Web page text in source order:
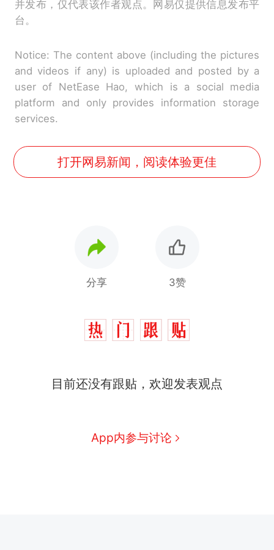
并发布，仅代表该作者观点。网易仅提供信息发布平
台。
Notice: The content above (including the pictures
and videos if any) is uploaded and posted by a
user of NetEase Hao, which is a social media
platform and only provides information storage
services.
打开网易新闻，阅读体验更佳
分享 3赞
目前还没有跟贴，欢迎发表观点
App内参与讨论